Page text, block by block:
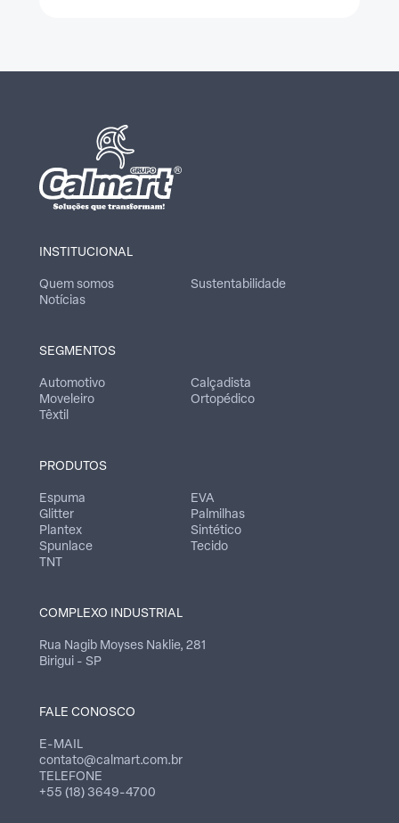
INSTITUCIONAL
Quem somos
Sustentabilidade
Notícias
SEGMENTOS
Automotivo
Calçadista
Moveleiro
Ortopédico
Têxtil
PRODUTOS
Espuma
EVA
Glitter
Palmilhas
Plantex
Sintético
Spunlace
Tecido
TNT
COMPLEXO INDUSTRIAL
Rua Nagib Moyses Naklie, 281
Birigui - SP
FALE CONOSCO
E-MAIL
contato@calmart.com.br
TELEFONE
+55 (18) 3649-4700